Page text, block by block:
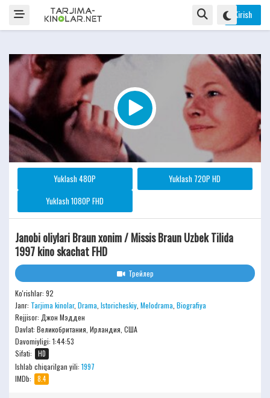
Kirish
Yuklash 480P
Yuklash 720P HD
Yuklash 1080P FHD
Janobi oliylari Braun xonim / Missis Braun Uzbek Tilida
1997 kino skachat FHD
Трейлер
Ko'rishlar: 92
Janr: Tarjima kinolar, Drama Istoricheskiy Melodrama Biografiya
Rejjisor: Джон Мэдден
Davlat: Великобритания, Ирландия, США
Davomiyligi: 1:44:53
Sifati:
HD
Ishlab chiqarilgan yili: 1997
IMDb:
8.4